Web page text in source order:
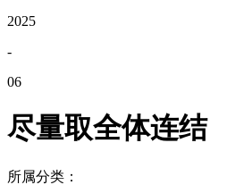
2025
-
06
尽量取全体连结
所属分类：